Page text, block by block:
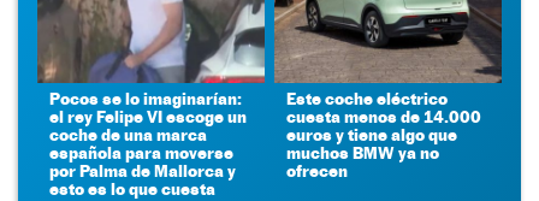
Pocos se lo imaginarían:
el rey Felipe VI escoge un
coche de una marca
española para moverse
por Palma de Mallorca y
esto es lo que cuesta
Este coche eléctrico
cuesta menos de 14.000
euros y tiene algo que
muchos BMW ya no
ofrecen